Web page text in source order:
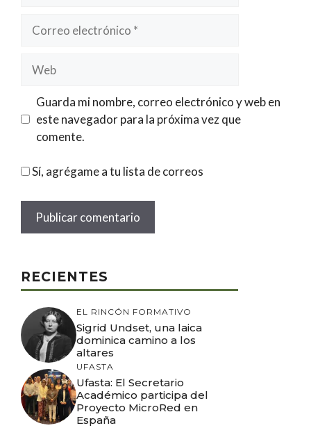
electrónico
Guarda mi nombre, correo electrónico y web en
este navegador para la próxima vez que
comente.
Sí, agrégame a tu lista de correos
RECIENTES
EL RINCÓN FORMATIVO
Sigrid Undset, una laica
dominica camino a los
altares
UFASTA
Ufasta: El Secretario
Académico participa del
Proyecto MicroRed en
España